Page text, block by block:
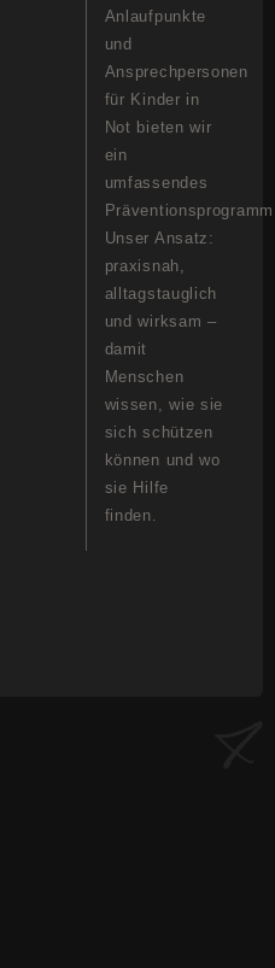
Anlaufpunkte
und
Ansprechpersonen
für Kinder in
Not bieten wir
ein
umfassendes
Unser Ansatz:
praxisnah,
alltagstauglich
und wirksam –
damit
Menschen
wissen, wie sie
sich schützen
können und wo
sie Hilfe
finden.